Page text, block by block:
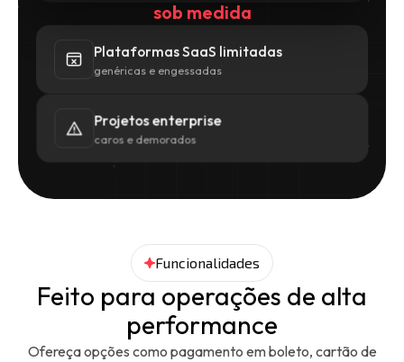
Plataformas SaaS limitadas
genéricas e engessadas
Projetos enterprise
caros e demorados
sob medida
Funcionalidades
Feito para operações de alta
performance
Ofereça opções como pagamento em boleto, cartão de